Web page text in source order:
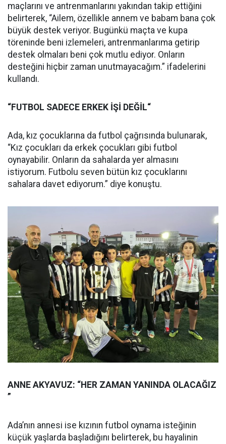
maçlarını ve antrenmanlarını yakından takip ettiğini
belirterek, “Ailem, özellikle annem ve babam bana çok
büyük destek veriyor. Bugünkü maçta ve kupa
töreninde beni izlemeleri, antrenmanlarıma getirip
destek olmaları beni çok mutlu ediyor. Onların
desteğini hiçbir zaman unutmayacağım.” ifadelerini
kullandı.
“FUTBOL SADECE ERKEK İŞİ DEĞİL“
Ada, kız çocuklarına da futbol çağrısında bulunarak,
“Kız çocukları da erkek çocukları gibi futbol
oynayabilir. Onların da sahalarda yer almasını
istiyorum. Futbolu seven bütün kız çocuklarını
sahalara davet ediyorum.” diye konuştu.
ANNE AKYAVUZ: “HER ZAMAN YANINDA OLACAĞIZ
”
Ada’nın annesi ise kızının futbol oynama isteğinin
küçük yaşlarda başladığını belirterek, bu hayalinin